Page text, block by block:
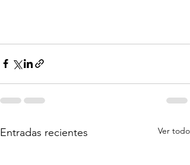
Entradas recientes Ver todo